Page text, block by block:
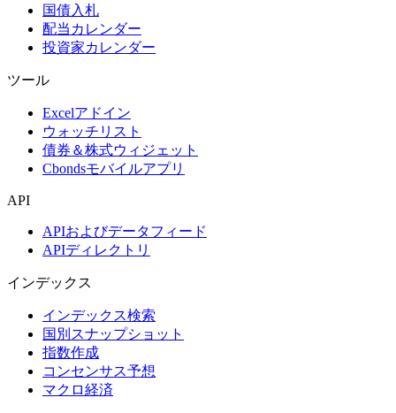
国債入札
配当カレンダー
投資家カレンダー
ツール
Excelアドイン
ウォッチリスト
債券＆株式ウィジェット
Cbondsモバイルアプリ
API
APIおよびデータフィード
APIディレクトリ
インデックス
インデックス検索
国別スナップショット
指数作成
コンセンサス予想
マクロ経済